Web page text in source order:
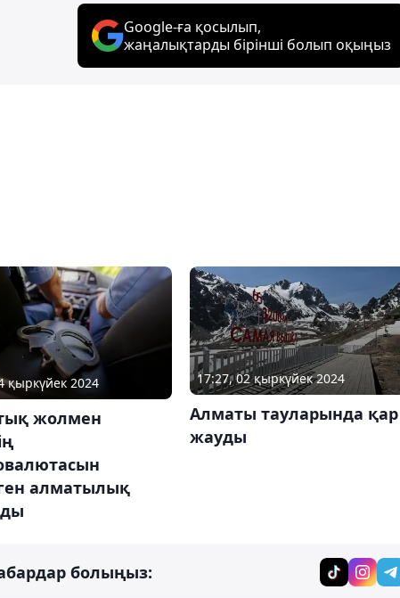
Google-ға қосылып,
жаңалықтарды бірінші болып оқыңыз
қыркүйек 2024
жолмен
алматылық
17:27, 02 қыркүйек 2024
Алматы тауларында қар
жауды
болыңыз: